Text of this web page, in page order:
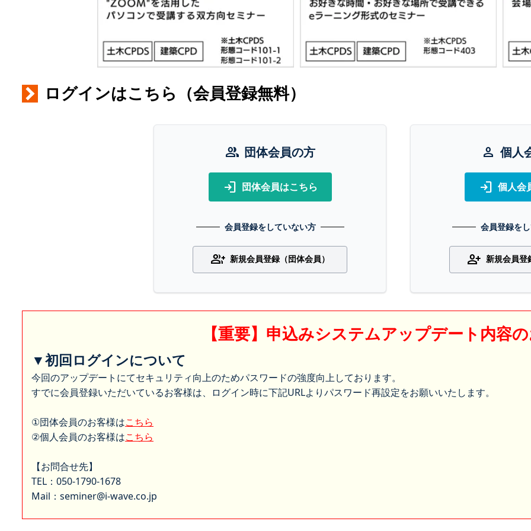
ログインはこちら（会員登録無料）
group 団体会員の方
login 団体会員はこちら
会員登録をしていない方
group_add 新規会員登録（団体会員）
person 個人
login 個人会
会員登録を
person_add 新規会員登
【重要】申込みシステムアップデート内容
▼初回ログインについて
今回のアップデートにてセキュリティ向上のためパスワードの強度向上しております。
すでに会員登録いただいているお客様は、ログイン時に下記URLよりパスワード再設定をお願いいたします。
①団体会員のお客様はこちら
②個人会員のお客様はこちら
【お問合せ先】
TEL：050-1790-1678
Mail：seminer@i-wave.co.jp